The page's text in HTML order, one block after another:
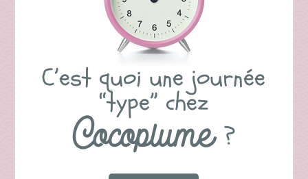
C’est quoi une journée
“type” chez
?